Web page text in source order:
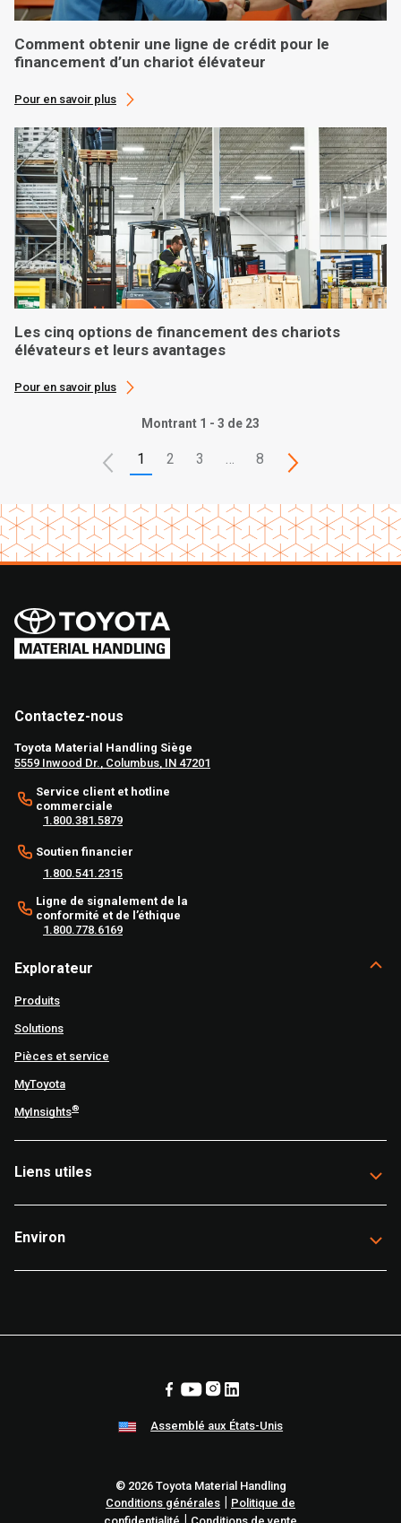
Comment obtenir une ligne de crédit pour le
financement d’un chariot élévateur
Pour en savoir plus
Les cinq options de financement des chariots
élévateurs et leurs avantages
Pour en savoir plus
Montrant 1 - 3 de 23
1 2 3 … 8
Contactez-nous
Toyota Material Handling Siège
5559 Inwood Dr., Columbus, IN 47201
Service client et hotline
commerciale
1.800.381.5879
Soutien financier
1.800.541.2315
Ligne de signalement de la
conformité et de l’éthique
1.800.778.6169
Explorateur
Produits
Solutions
Pièces et service
MyToyota
MyInsights®
Liens utiles
Environ
Assemblé aux États-Unis
© 2026 Toyota Material Handling
Conditions générales
Politique de